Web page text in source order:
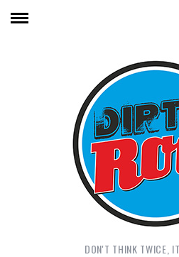
DON'T THINK TWICE,